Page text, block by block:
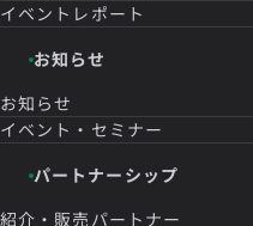
イベントレポート
お知らせ
お知らせ
イベント・セミナー
パートナーシップ
紹介・販売パートナー